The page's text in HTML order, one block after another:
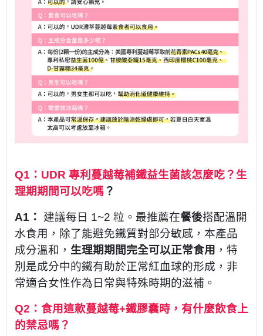
Q1：UDR 專利蔓越莓補鐵益生菌該怎麼吃？生
理期期間可以吃嗎？
A1： 建議每日 1~2 粒。最推薦在餐後搭配溫開
水食用，除了能避免鐵質對部分敏感，本產品
成分溫和， 生理期期間完全可以正常食用 ，特
別是成分中的鐵有助於正常紅血球的形成，非
常適合女性作為日常與特殊時期的滋補。
Q2：食用這款蔓越莓+鐵膠囊時，有什麼飲食上
的禁忌嗎？